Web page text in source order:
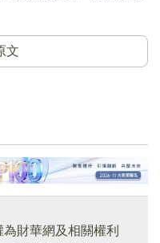
文
財華網及相關權利